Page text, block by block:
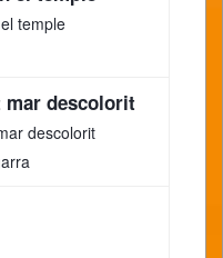
temple
mar descolorit
descolorit